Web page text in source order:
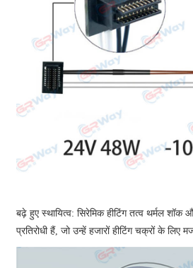
बढ़े हुए स्थायित्व: सिरेमिक हीटिंग तत्व थर्मल शॉक
प्रतिरोधी हैं, जो उन्हें हजारों हीटिंग चक्रों के लिए